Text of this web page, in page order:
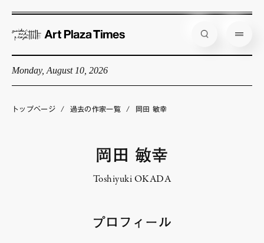
Monday, August 10, 2026
企画展情報
アーティスト
トップページ / 過去の作家一覧 / 岡田 敏幸
岡田 敏幸
Toshiyuki OKADA
プロフィール